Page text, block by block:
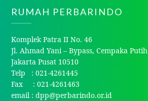
RUMAH PERBARINDO
Komplek Patra II No. 46
Jl. Ahmad Yani – Bypass, Cempaka Putih
Jakarta Pusat 10510
Telp : 021-4261445
Fax : 021-4261463
email : dpp@perbarindo.or.id